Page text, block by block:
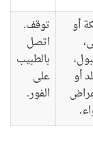
أو
أو
توقف.
اتصل
بالطبيب
على
الفور.